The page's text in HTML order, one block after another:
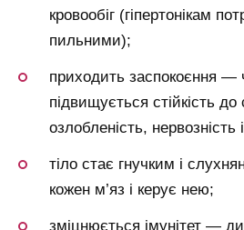
кровообіг (гіпертонікам
пильними);
приходить заспокоєння —
підвищується стійкість
озлобленість, нервозність
тіло стає гнучким і
кожен м’яз і керує нею;
зміцнюється імунітет —